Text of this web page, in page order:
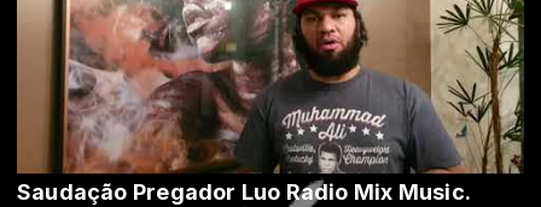
Saudação Pregador Luo Radio Mix Music.